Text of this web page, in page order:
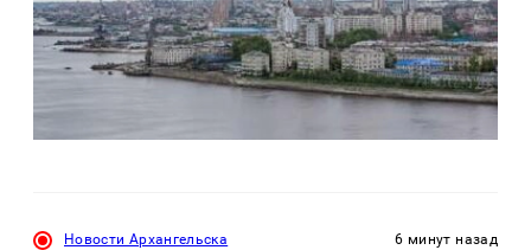
Новости Архангельска 6 минут назад